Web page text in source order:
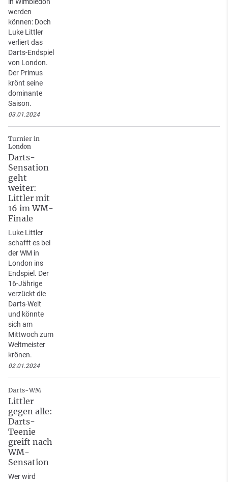
werden
können: Doch
Luke Littler
verliert das
Darts-Endspiel
von London.
Der Primus
krönt seine
dominante
Saison.
03.01.2024
Turnier in
London
Darts-
Sensation
geht
weiter:
Littler mit
16 im WM-
Finale
Luke Littler
schafft es bei
der WM in
London ins
Endspiel. Der
16-Jährige
verzückt die
Darts-Welt
und könnte
sich am
Mittwoch zum
Weltmeister
krönen.
02.01.2024
Darts-WM
Littler
gegen alle:
Darts-
Teenie
greift nach
WM-
Sensation
Wer wird